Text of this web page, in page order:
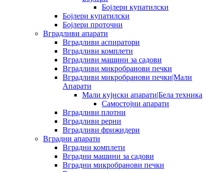
Бојлери купатилски
Бојлери купатилски
Бојлери проточни
Вградливи апарати
Вградливи аспиратори
Вградливи комплети
Вградливи машини за садови
Вградливи микробранови печки
Вградливи микробранови печки|Мали
Апарати
Мали кујнски апарати|Бела техника
Самостојни апарати
Вградливи плотни
Вградливи рерни
Вградливи фрижидери
Вградни апарати
Вградни комплети
Вградни машини за садови
Вградни микробранови печки